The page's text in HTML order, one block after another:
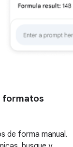
formatos
de forma manual.